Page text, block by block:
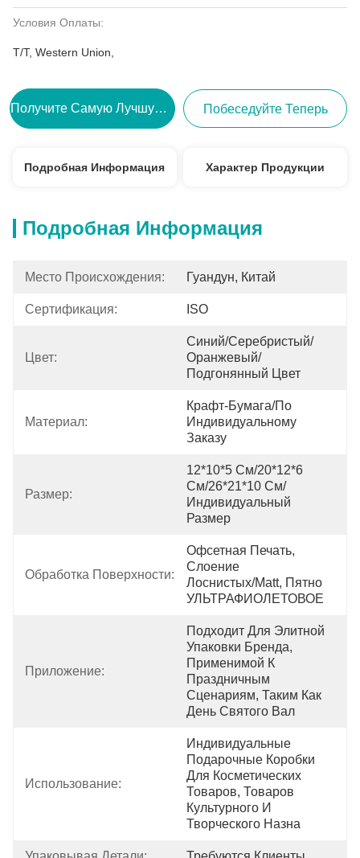
Условия Оплаты:
T/T, Western Union,
Получите Самую Лучшую Цену Побеседуйте Теперь
Подробная Информация Характер Продукции
Подробная Информация
Место Происхождения: Гуандун, Китай
Сертификация: ISO
Цвет:
Синий/серебристый/
Оранжевый/
Подгонянный Цвет
Материал:
Крафт-Бумага/по
Индивидуальному
Заказу
Размер:
12*10*5 См/20*12*6
См/26*21*10 См/
Индивидуальный
Размер
Обработка Поверхности:
Офсетная Печать,
Слоение
Лоснистых/Matt, Пятно
УЛЬТРАФИОЛЕТОВОЕ
Приложение:
Подходит Для Элитной
Упаковки Бренда,
Применимой К
Праздничным
Сценариям, Таким Как
День Святого Вал
Использование:
Индивидуальные
Подарочные Коробки
Для Косметических
Товаров, Товаров
Культурного И
Творческого Назна